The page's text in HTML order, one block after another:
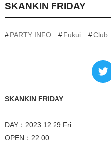
SKANKIN FRIDAY
PARTY INFO Fukui Club
SKANKIN FRIDAY
DAY：2023.12.29 Fri
OPEN：22:00